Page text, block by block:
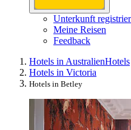
Unterkunft
Meine Reisen
Feedback
Hotels in AustralienHotels
Hotels in Victoria
Hotels in Betley